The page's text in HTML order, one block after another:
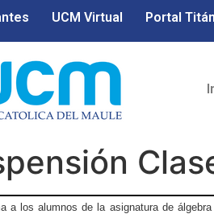
UCM Virtual Portal Titán
a los alumnos de la asignatura de